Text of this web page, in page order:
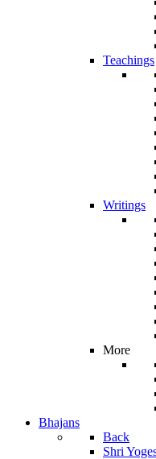
Teachings
Writings
More
Bhajans
Back
Shri